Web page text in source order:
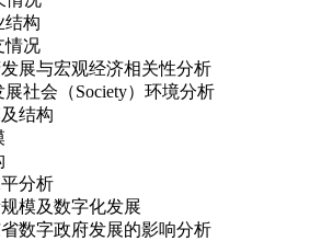
结构
情况
展与宏观经济相关性分析
社会（Society）环境分析
结构
分析
模及数字化发展
数字政府发展的影响分析